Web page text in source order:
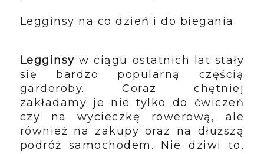
Legginsy na co dzień i do biegania
Legginsy w ciągu ostatnich lat stały
się bardzo popularną częścią
garderoby. Coraz chętniej
zakładamy je nie tylko do ćwiczeń
czy na wycieczkę rowerową, ale
również na zakupy oraz na dłuższą
podróż samochodem. Nie dziwi to,